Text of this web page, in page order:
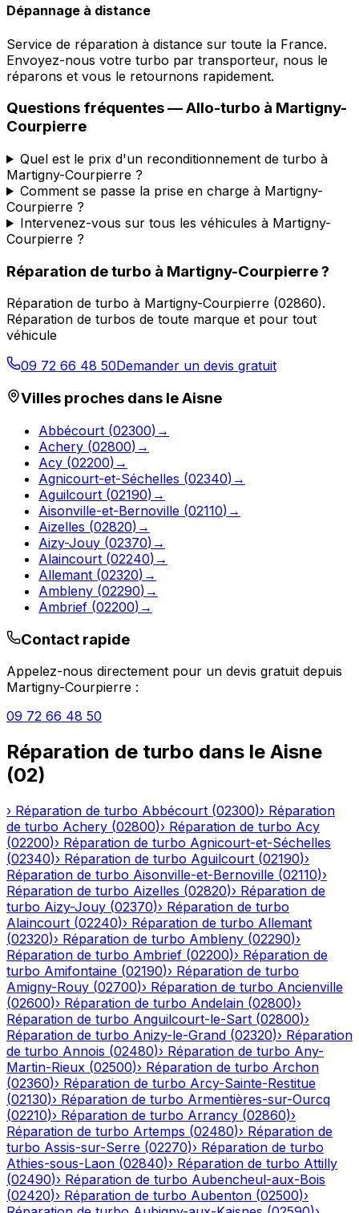
Dépannage à distance
Service de réparation à distance sur toute la France.
Envoyez-nous votre turbo par transporteur, nous le
réparons et vous le retournons rapidement.
Questions fréquentes —Allo-turbo à Martigny-
Courpierre
Quel est le prix d'un reconditionnement de turbo à
Martigny-Courpierre ?
Comment se passe la prise en charge à Martigny-
Courpierre ?
Intervenez-vous sur tous les véhicules à Martigny-
Courpierre ?
Réparation de turbo à Martigny-Courpierre?
Réparation de turbo à Martigny-Courpierre (02860).
Réparation de turbos de toute marque et pour tout
véhicule
09 72 66 48 50Demander un devis gratuit
Villes proches dans leAisne
Abbécourt (02300) →
Achery (02800) →
Acy (02200) →
Agnicourt-et-Séchelles (02340) →
Aguilcourt (02190) →
Aisonville-et-Bernoville (02110) →
Aizelles (02820) →
Aizy-Jouy (02370) →
Alaincourt (02240) →
Allemant (02320) →
Ambleny (02290) →
Ambrief (02200) →
Contact rapide
Appelez-nous directement pour un devis gratuit depuis
Martigny-Courpierre :
09 72 66 48 50
Réparation de turbo dans le Aisne
(02)
› Réparation de turbo Abbécourt (02300)› Réparation
de turbo Achery (02800)› Réparation de turbo Acy
(02200)› Réparation de turbo Agnicourt-et-Séchelles
(02340)› Réparation de turbo Aguilcourt (02190)›
Réparation de turbo Aisonville-et-Bernoville (02110)›
Réparation de turbo Aizelles (02820)› Réparation de
turbo Aizy-Jouy (02370)› Réparation de turbo
Alaincourt (02240)› Réparation de turbo Allemant
(02320)› Réparation de turbo Ambleny (02290)›
Réparation de turbo Ambrief (02200)› Réparation de
turbo Amifontaine (02190)› Réparation de turbo
Amigny-Rouy (02700)› Réparation de turbo Ancienville
(02600)› Réparation de turbo Andelain (02800)›
Réparation de turbo Anguilcourt-le-Sart (02800)›
Réparation de turbo Anizy-le-Grand (02320)› Réparation
de turbo Annois (02480)› Réparation de turbo Any-
Martin-Rieux (02500)› Réparation de turbo Archon
(02360)› Réparation de turbo Arcy-Sainte-Restitue
(02130)› Réparation de turbo Armentières-sur-Ourcq
(02210)› Réparation de turbo Arrancy (02860)›
Réparation de turbo Artemps (02480)› Réparation de
turbo Assis-sur-Serre (02270)› Réparation de turbo
Athies-sous-Laon (02840)› Réparation de turbo Attilly
(02490)› Réparation de turbo Aubencheul-aux-Bois
(02420)› Réparation de turbo Aubenton (02500)›